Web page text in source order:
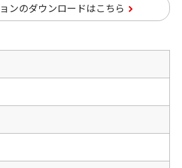
ンのダウンロードはこちら